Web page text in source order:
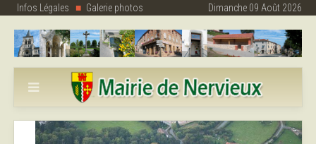
Infos Légales Galerie photos Dimanche 09 Août 2026